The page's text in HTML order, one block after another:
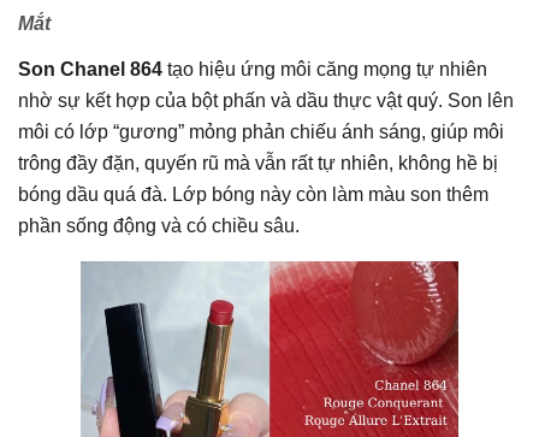
Mắt
Son Chanel 864 tạo hiệu ứng môi căng mọng tự nhiên
nhờ sự kết hợp của bột phấn và dầu thực vật quý. Son lên
môi có lớp “gương” mỏng phản chiếu ánh sáng, giúp môi
trông đầy đặn, quyến rũ mà vẫn rất tự nhiên, không hề bị
bóng dầu quá đà. Lớp bóng này còn làm màu son thêm
phần sống động và có chiều sâu.